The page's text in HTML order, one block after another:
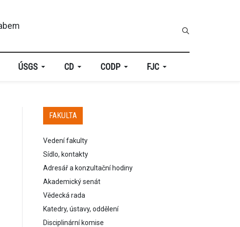
ÚSGS CD CODP FJC
FAKULTA
Vedení fakulty
Sídlo, kontakty
Adresář a konzultační hodiny
Akademický senát
Vědecká rada
Katedry, ústavy, oddělení
Disciplinární komise